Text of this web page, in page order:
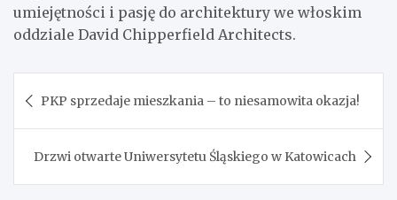
umiejętności i pasję do architektury we włoskim
oddziale David Chipperfield Architects.
wpisu
PKP sprzedaje mieszkania – to niesamowita okazja!
Drzwi otwarte Uniwersytetu Śląskiego w Katowicach